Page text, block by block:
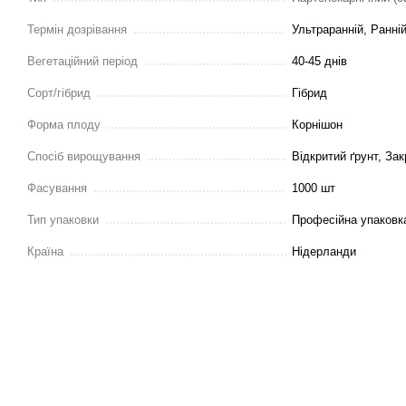
Термін дозрівання Ультраранній, Ранній
Вегетаційний період 40-45 днів
Сорт/гібрид Гібрид
Форма плоду Корнішон
Спосіб вирощування Відкритий ґрунт,
Фасування 1000 шт
Тип упаковки Професійна
Країна Нідерланди